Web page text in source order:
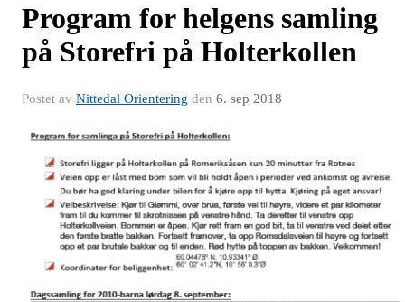
Program for helgens samling
på Storefri på Holterkollen
Postet av Nittedal Orientering den 6. sep 2018